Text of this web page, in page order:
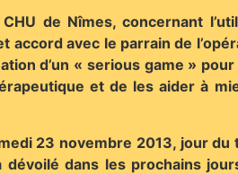
de Nîmes, concernant
avec le parrain de
d’un « serious game »
et de les aider à
23 novembre 2013, jour
dans les prochains